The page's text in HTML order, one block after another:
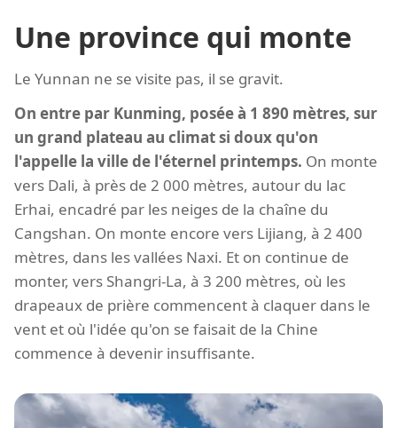
Une province qui monte
Le Yunnan ne se visite pas, il se gravit.
On entre par Kunming, posée à 1 890 mètres, sur
un grand plateau au climat si doux qu'on
l'appelle la ville de l'éternel printemps. On monte
vers Dali, à près de 2 000 mètres, autour du lac
Erhai, encadré par les neiges de la chaîne du
Cangshan. On monte encore vers Lijiang, à 2 400
mètres, dans les vallées Naxi. Et on continue de
monter, vers Shangri-La, à 3 200 mètres, où les
drapeaux de prière commencent à claquer dans le
vent et où l'idée qu'on se faisait de la Chine
commence à devenir insuffisante.